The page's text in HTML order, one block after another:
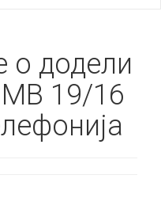
додели
19/16